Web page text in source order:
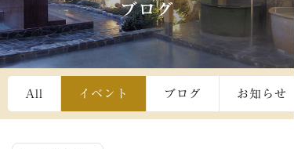
ブログ
All イベント ブログ お知らせ